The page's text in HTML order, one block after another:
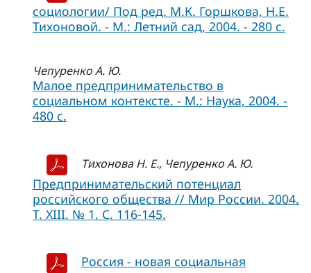
социологии/ Под ред. М.К. Горшкова, Н.Е.
Тихоновой. - М.: Летний сад, 2004. - 280 с.
Чепуренко А. Ю.
Малое предпринимательство в
социальном контексте. - М.: Наука, 2004. -
480 с.
Тихонова Н. Е., Чепуренко А. Ю.
Предпринимательский потенциал
российского общества // Мир России. 2004.
Т. XIII. № 1. С. 116-145.
Россия - новая социальная